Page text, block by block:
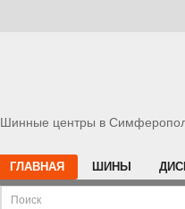
Шинные центры в
ГЛАВНАЯ ШИНЫ